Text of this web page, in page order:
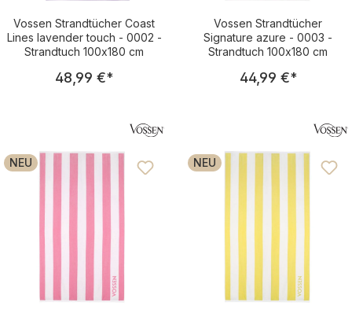
Vossen Strandtücher Coast
Lines lavender touch - 0002 -
Strandtuch 100x180 cm
Regulärer Preis:
48,99 €*
Vossen Strandtücher
Signature azure - 0003 -
Strandtuch 100x180 cm
Regulärer
44,99 €*
NEU NEU